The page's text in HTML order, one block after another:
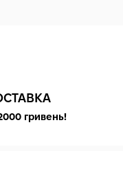
гривень!